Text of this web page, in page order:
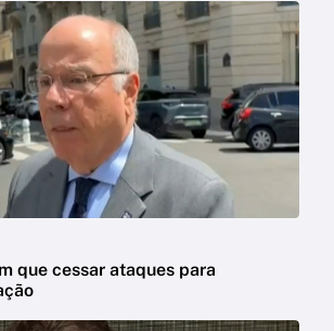
que cessar ataques para